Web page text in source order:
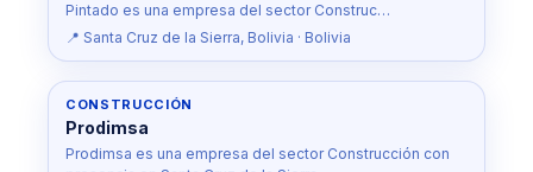
Pintado es una empresa del sector Construc…
📍 Santa Cruz de la Sierra, Bolivia · Bolivia
CONSTRUCCIÓN
Prodimsa
Prodimsa es una empresa del sector Construcción con